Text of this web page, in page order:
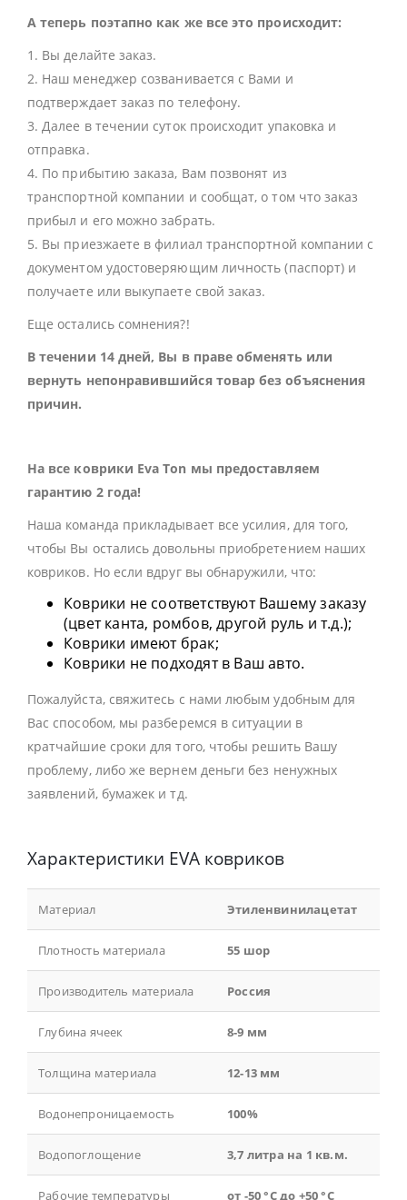
А теперь поэтапно как же все это происходит:
1. Вы делайте заказ.
2. Наш менеджер созванивается с Вами и
подтверждает заказ по телефону.
3. Далее в течении суток происходит упаковка и
отправка.
4. По прибытию заказа, Вам позвонят из
транспортной компании и сообщат, о том что заказ
прибыл и его можно забрать.
5. Вы приезжаете в филиал транспортной компании с
документом удостоверяющим личность (паспорт) и
получаете или выкупаете свой заказ.
Еще остались сомнения?!
В течении 14 дней, Вы в праве обменять или
вернуть непонравившийся товар без объяснения
причин.
На все коврики Eva Ton мы предоставляем
гарантию 2 года!
Наша команда прикладывает все усилия, для того,
чтобы Вы остались довольны приобретением наших
ковриков. Но если вдруг вы обнаружили, что:
Коврики не соответствуют Вашему заказу
(цвет канта, ромбов, другой руль и т.д.);
Коврики имеют брак;
Коврики не подходят в Ваш авто.
Пожалуйста, свяжитесь с нами любым удобным для
Вас способом, мы разберемся в ситуации в
кратчайшие сроки для того, чтобы решить Вашу
проблему, либо же вернем деньги без ненужных
заявлений, бумажек и тд.
Характеристики EVA ковриков
Материал Этиленвинилацетат
Плотность материала 55 шор
Производитель материала Россия
Глубина ячеек 8-9 мм
Толщина материала 12-13 мм
Водонепроницаемость 100%
Водопоглощение 3,7 литра на 1 кв.м.
Рабочие температуры от -50 °С до +50 °С